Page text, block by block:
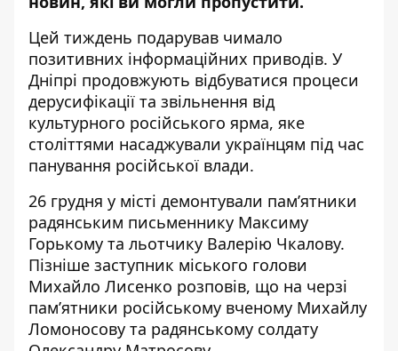
Цей тиждень подарував чимало
позитивних інформаційних приводів. У
Дніпрі продовжують відбуватися процеси
дерусифікації та звільнення від
культурного російського ярма, яке
століттями насаджували українцям під час
панування російської влади.
26 грудня у місті демонтували пам’ятники
радянським письменнику Максиму
Горькому та льотчику Валерію Чкалову.
Пізніше заступник міського голови
Михайло Лисенко розповів, що на черзі
пам’ятники російському вченому Михайлу
Ломоносову та радянському солдату